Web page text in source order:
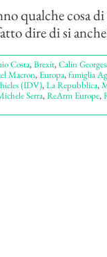
qualche cosa
dire di si
Costa,Brexit,Calin
Macron,Europa,famiglia
(IDV),La Repubblica,
Serra,ReArm Europe,